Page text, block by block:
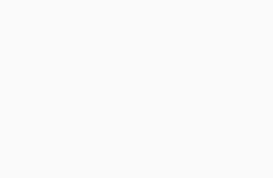
.